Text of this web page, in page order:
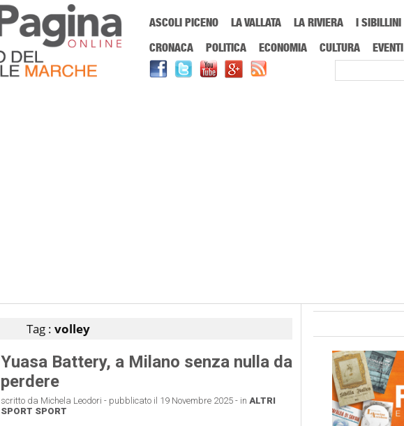
ASCOLI PICENO LA VALLATA LA RIVIERA I SIBILLINI
CRONACA
POLITICA ECONOMIA CULTURA EVENTI
Tag : volley
Yuasa Battery, a Milano senza nulla da
perdere
scritto da Michela Leodori - pubblicato il 19 Novembre 2025 - in ALTRI
SPORT SPORT